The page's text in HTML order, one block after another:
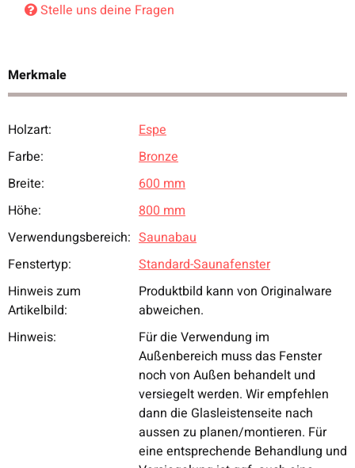
Stelle uns deine Fragen
Merkmale
Produkteigenschaft
Wert
Holzart:
Espe
Farbe:
Bronze
Breite:
600 mm
Höhe:
800 mm
Verwendungsbereich: Saunabau
Fenstertyp:
Standard-Saunafenster
Hinweis zum
Artikelbild:
Produktbild kann von Originalware
abweichen.
Hinweis:
Für die Verwendung im
Außenbereich muss das Fenster
noch von Außen behandelt und
versiegelt werden. Wir empfehlen
dann die Glasleistenseite nach
aussen zu planen/montieren. Für
eine entsprechende Behandlung und